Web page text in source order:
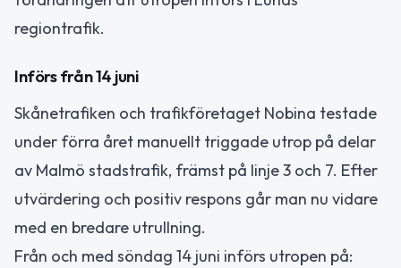
regiontrafik.
Införs från 14 juni
Skånetrafiken och trafikföretaget Nobina testade
under förra året manuellt triggade utrop på delar
av Malmö stadstrafik, främst på linje 3 och 7. Efter
utvärdering och positiv respons går man nu vidare
med en bredare utrullning.
Från och med söndag 14 juni införs utropen på: